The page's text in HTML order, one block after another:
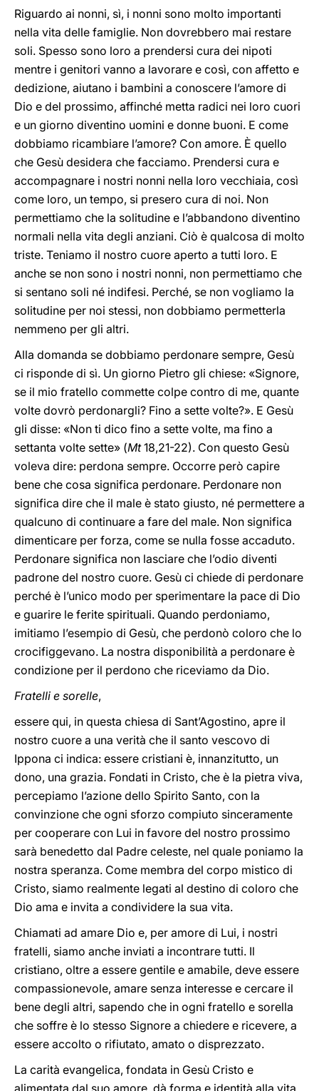
Riguardo ai nonni, sì, i nonni sono molto importanti
nella vita delle famiglie. Non dovrebbero mai restare
soli. Spesso sono loro a prendersi cura dei nipoti
mentre i genitori vanno a lavorare e così, con affetto e
dedizione, aiutano i bambini a conoscere l’amore di
Dio e del prossimo, affinché metta radici nei loro cuori
e un giorno diventino uomini e donne buoni. E come
dobbiamo ricambiare l’amore? Con amore. È quello
che Gesù desidera che facciamo. Prendersi cura e
accompagnare i nostri nonni nella loro vecchiaia, così
come loro, un tempo, si presero cura di noi. Non
permettiamo che la solitudine e l’abbandono diventino
normali nella vita degli anziani. Ciò è qualcosa di molto
triste. Teniamo il nostro cuore aperto a tutti loro. E
anche se non sono i nostri nonni, non permettiamo che
si sentano soli né indifesi. Perché, se non vogliamo la
solitudine per noi stessi, non dobbiamo permetterla
nemmeno per gli altri.
Alla domanda se dobbiamo perdonare sempre, Gesù
ci risponde di sì. Un giorno Pietro gli chiese: «Signore,
se il mio fratello commette colpe contro di me, quante
volte dovrò perdonargli? Fino a sette volte?». E Gesù
gli disse: «Non ti dico fino a sette volte, ma fino a
settanta volte sette» (Mt18,21-22). Con questo Gesù
voleva dire: perdona sempre. Occorre però capire
bene che cosa significa perdonare. Perdonare non
significa dire che il male è stato giusto, né permettere a
qualcuno di continuare a fare del male. Non significa
dimenticare per forza, come se nulla fosse accaduto.
Perdonare significa non lasciare che l’odio diventi
padrone del nostro cuore. Gesù ci chiede di perdonare
perché è l’unico modo per sperimentare la pace di Dio
e guarire le ferite spirituali. Quando perdoniamo,
imitiamo l’esempio di Gesù, che perdonò coloro che lo
crocifiggevano. La nostra disponibilità a perdonare è
condizione per il perdono che riceviamo da Dio.
Fratelli e sorelle,
essere qui, in questa chiesa di Sant’Agostino, apre il
nostro cuore a una verità che il santo vescovo di
Ippona ci indica: essere cristiani è, innanzitutto, un
dono, una grazia. Fondati in Cristo, che è la pietra viva,
percepiamo l’azione dello Spirito Santo, con la
convinzione che ogni sforzo compiuto sinceramente
per cooperare con Lui in favore del nostro prossimo
sarà benedetto dal Padre celeste, nel quale poniamo la
nostra speranza. Come membra del corpo mistico di
Cristo, siamo realmente legati al destino di coloro che
Dio ama e invita a condividere la sua vita.
Chiamati ad amare Dio e, per amore di Lui, i nostri
fratelli, siamo anche inviati a incontrare tutti. Il
cristiano, oltre a essere gentile e amabile, deve essere
compassionevole, amare senza interesse e cercare il
bene degli altri, sapendo che in ogni fratello e sorella
che soffre è lo stesso Signore a chiedere e ricevere, a
essere accolto o rifiutato, amato o disprezzato.
La carità evangelica, fondata in Gesù Cristo e
alimentata dal suo amore, dà forma e identità alla vita